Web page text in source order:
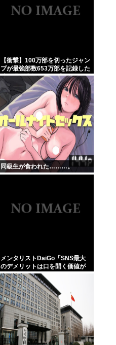
【衝撃】100万部を切ったジャン
プが最強部数653万部を記録した
時の週刊少年ジャンプの面子が
ヤバすぎる
同級生が食われた………。
メンタリストDaiGo「SNS最大
のデメリットは口を開く価値が
ない奴が発信できるようになっ
たこと」